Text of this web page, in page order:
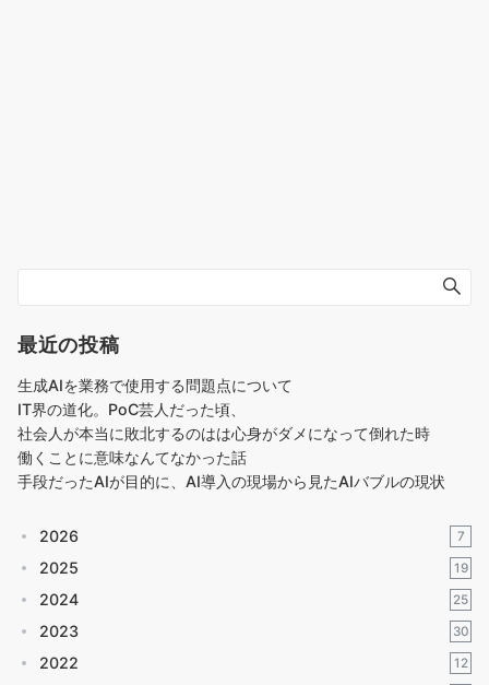
最近の投稿
生成AIを業務で使用する問題点について
IT界の道化。PoC芸人だった頃、
社会人が本当に敗北するのはは心身がダメになって倒れた時
働くことに意味なんてなかった話
手段だったAIが目的に、AI導入の現場から見たAIバブルの現状
2026 7
2025 19
2024 25
2023 30
2022 12